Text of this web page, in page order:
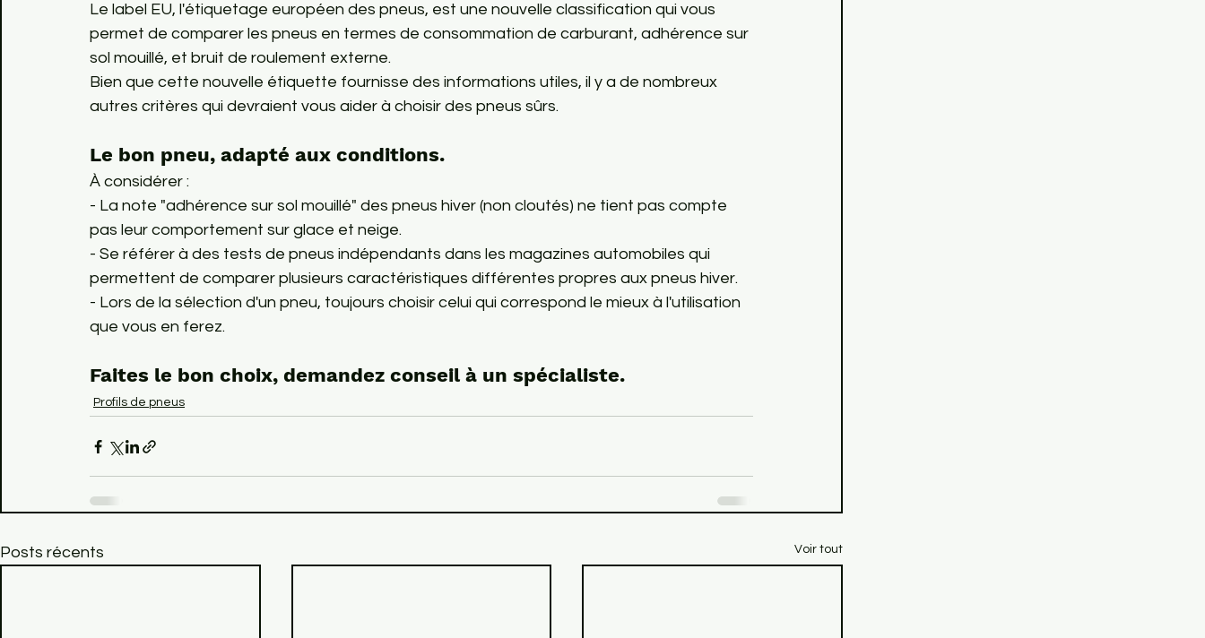
Le label EU, l'étiquetage européen des pneus, est une nouvelle classification qui vous
permet de comparer les pneus en termes de consommation de carburant, adhérence sur
sol mouillé, et bruit de roulement externe.
Bien que cette nouvelle étiquette fournisse des informations utiles, il y a de nombreux
autres critères qui devraient vous aider à choisir des pneus sûrs.
Le bon pneu, adapté aux conditions.
À considérer :
- La note "adhérence sur sol mouillé" des pneus hiver (non cloutés) ne tient pas compte
pas leur comportement sur glace et neige.
- Se référer à des tests de pneus indépendants dans les magazines automobiles qui
permettent de comparer plusieurs caractéristiques différentes propres aux pneus hiver.
- Lors de la sélection d'un pneu, toujours choisir celui qui correspond le mieux à l'utilisation
que vous en ferez.
Faites le bon choix, demandez conseil à un spécialiste.
Profils de pneus
Posts récents Voir tout